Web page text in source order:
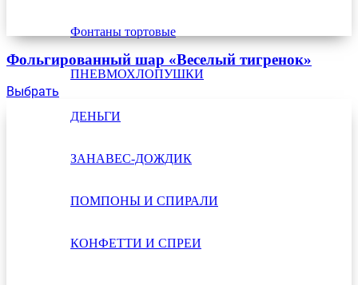
Фонтаны тортовые
ПНЕВМОХЛОПУШКИ
ДЕНЬГИ
ЗАНАВЕС-ДОЖДИК
ПОМПОНЫ И СПИРАЛИ
КОНФЕТТИ И СПРЕИ
Фольгированный шар «Веселый тигренок»
Выбрать